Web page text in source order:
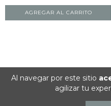
Al navegar por este sitio
agilizar tu
AGREGAR AL CARRITO